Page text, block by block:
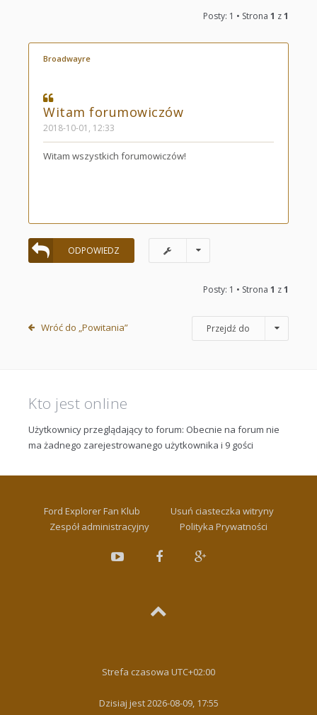
Posty: 1 • Strona 1 z1
Broadwayre
Witam forumowiczów
2018-10-01, 12:33
Witam wszystkich forumowiczów!
ODPOWIEDZ
Posty: 1 • Strona 1 z1
Wróć do „Powitania” Przejdź do
Kto jest online
Użytkownicy przeglądający to forum: Obecnie na forum nie
ma żadnego zarejestrowanego użytkownika i 9 gości
Ford Explorer Fan Klub
Usuń ciasteczka witryny
Zespół administracyjny
Polityka Prywatności
Strefa czasowa UTC+02:00
Dzisiaj jest 2026-08-09, 17:55